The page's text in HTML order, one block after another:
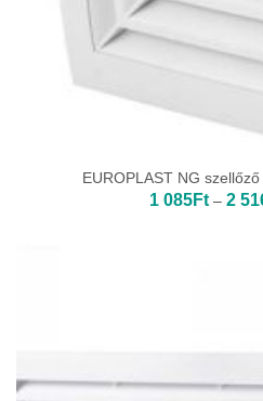
EUROPLAST NG
1 085Ft – 2